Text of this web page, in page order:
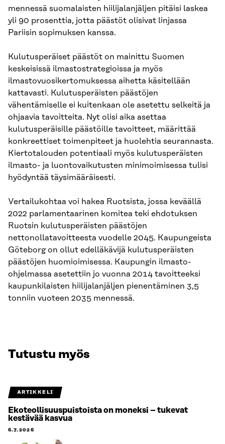
mennessä suomalaisten hiilijalanjäljen pitäisi laskea
yli 90 prosenttia, jotta päästöt olisivat linjassa
Pariisin sopimuksen kanssa.
Kulutusperäiset päästöt on mainittu Suomen
keskeisissä ilmastostrategioissa ja myös
ilmastovuosikertomuksessa aihetta käsitellään
kattavasti. Kulutusperäisten päästöjen
vähentämiselle ei kuitenkaan ole asetettu selkeitä ja
ohjaavia tavoitteita. Nyt olisi aika asettaa
kulutusperäisille päästöille tavoitteet, määrittää
konkreettiset toimenpiteet ja huolehtia seurannasta.
Kiertotalouden potentiaali myös kulutusperäisten
ilmasto- ja luontovaikutusten minimoimisessa tulisi
hyödyntää täysimääräisesti.
Vertailukohtaa voi hakea Ruotsista, jossa keväällä
2022 parlamentaarinen komitea teki ehdotuksen
Ruotsin kulutusperäisten päästöjen
nettonollatavoitteesta vuodelle 2045. Kaupungeista
Göteborg on ollut edelläkävijä kulutusperäisten
päästöjen huomioimisessa. Kaupungin ilmasto-
ohjelmassa asetettiin jo vuonna 2014 tavoitteeksi
kaupunkilaisten hiilijalanjäljen pienentäminen 3,5
tonniin vuoteen 2035 mennessä.
Tutustu myös
ARTIKKELI
Ekoteollisuuspuistoista on moneksi – tukevat
kestävää kasvua
6.7.2026